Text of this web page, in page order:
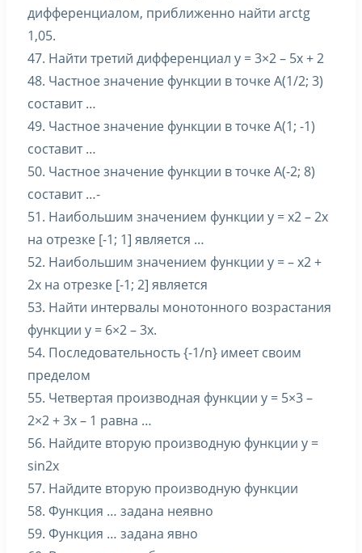
дифференциалом, приближенно найти arctg
1,05.
47. Найти третий дифференциал y = 3×2 – 5x + 2
48. Частное значение функции в точке A(1/2; 3)
составит …
49. Частное значение функции в точке A(1; -1)
составит …
50. Частное значение функции в точке A(-2; 8)
составит …-
51. Наибольшим значением функции y = x2 – 2x
на отрезке [-1; 1] является …
52. Наибольшим значением функции y = – x2 +
2x на отрезке [-1; 2] является
53. Найти интервалы монотонного возрастания
функции y = 6×2 – 3x.
54. Последовательность {-1/n} имеет своим
пределом
55. Четвертая производная функции y = 5×3 –
2×2 + 3x – 1 равна …
56. Найдите вторую производную функции y =
sin2x
57. Найдите вторую производную функции
58. Функция … задана неявно
59. Функция … задана явно